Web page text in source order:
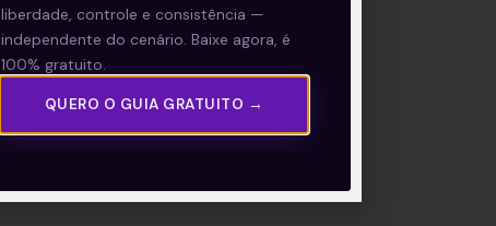
liberdade, controle e consistência —
independente do cenário. Baixe agora, é
100% gratuito.
QUERO O GUIA GRATUITO →